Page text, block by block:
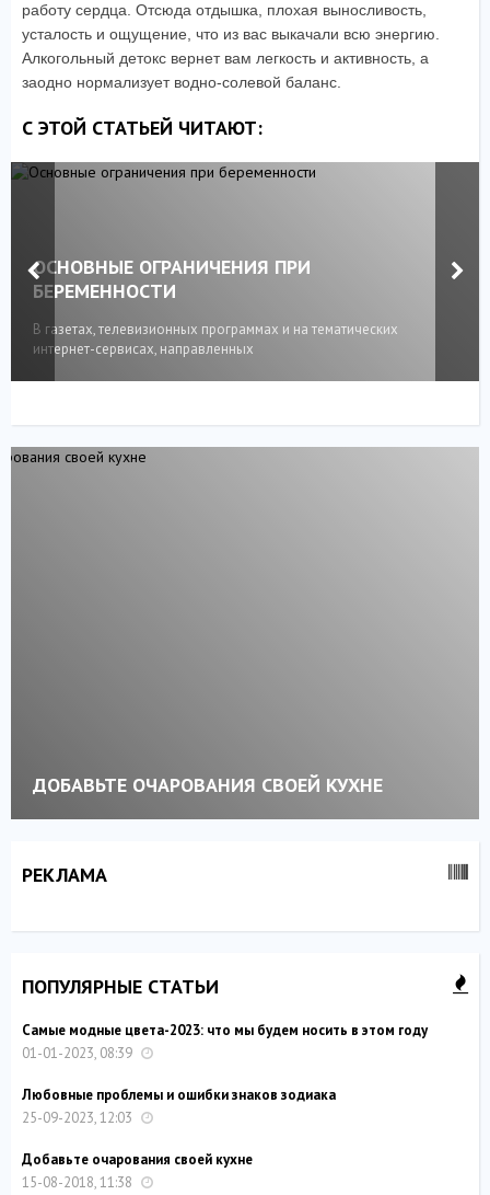
работу сердца. Отсюда отдышка, плохая выносливость,
усталость и ощущение, что из вас выкачали всю энергию.
Алкогольный детокс вернет вам легкость и активность, а
заодно нормализует водно-солевой баланс.
С ЭТОЙ СТАТЬЕЙ ЧИТАЮТ:
ОСНОВНЫЕ ОГРАНИЧЕНИЯ ПРИ
БЕРЕМЕННОСТИ
В газетах, телевизионных программах и на тематических
интернет-сервисах, направленных
ДОБАВЬТЕ ОЧАРОВАНИЯ СВОЕЙ КУХНЕ
РЕКЛАМА
ПОПУЛЯРНЫЕ СТАТЬИ
Самые модные цвета-2023: что мы будем носить в этом году
01-01-2023, 08:39
Любовные проблемы и ошибки знаков зодиака
25-09-2023, 12:03
Добавьте очарования своей кухне
15-08-2018, 11:38